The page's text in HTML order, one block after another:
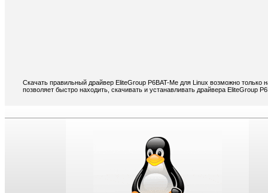
Скачать правильный драйвер EliteGroup P6BAT-Me для Linux возможно
позволяет быстро находить, скачивать и устанавливать драйвера EliteGroup